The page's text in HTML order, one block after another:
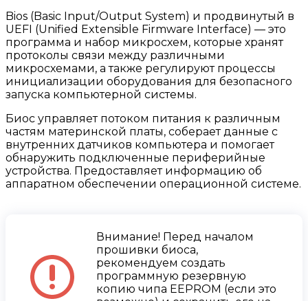
Bios (Basic Input/Output System) и продвинутый в
UEFI (Unified Extensible Firmware Interface) — это
программа и набор микросхем, которые хранят
протоколы связи между различными
микросхемами, а также регулируют процессы
инициализации оборудования для безопасного
запуска компьютерной системы.
Биос управляет потоком питания к различным
частям материнской платы, соберает данные с
внутренних датчиков компьютера и помогает
обнаружить подключенные периферийные
устройства. Предоставляет информацию об
аппаратном обеспечении операционной системе.
Внимание! Перед началом
прошивки биоса,
рекомендуем создать
программную резервную
копию чипа EEPROM (если это